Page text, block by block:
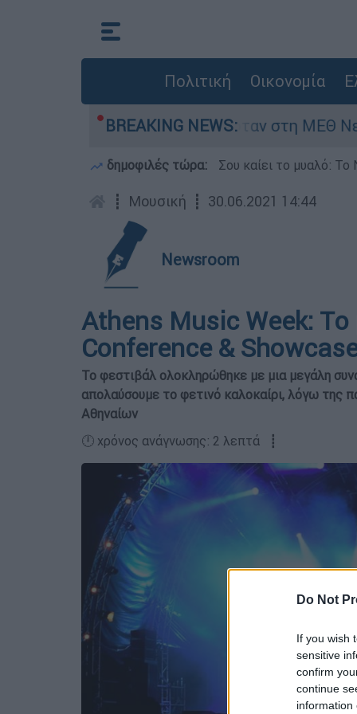
Do Not
If you wish
sensitive
confirm
continue
information
Πολιτική Οικονομία
BREAKING NEWS:
8 ημερών - Νοσηλευόταν στη ΜΕΘ
δημοφιλές τώρα: Σου καίει το μυαλό:
┋ Μουσική ┋ 30.06.2021 14:44
Newsroom
Athens Music Week: Tο
Conference &
Το φεστιβάλ ολοκληρώθηκε με μια μεγάλη
απολαύσουμε το φετινό καλοκαίρι, λόγω της
Αθηναίων
🕛 χρόνος ανάγνωσης: 2 λεπτά ┋